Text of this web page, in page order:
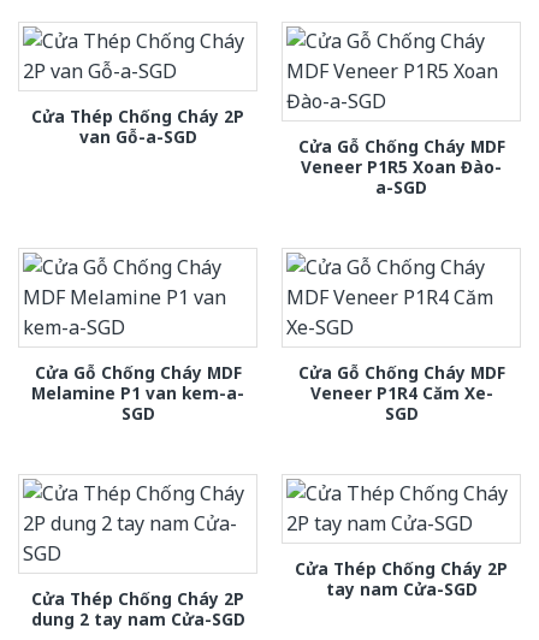
Cửa Thép Chống Cháy 2P
van Gỗ-a-SGD
Cửa Gỗ Chống Cháy MDF
Veneer P1R5 Xoan Đào-
a-SGD
Cửa Gỗ Chống Cháy MDF
Melamine P1 van kem-a-
SGD
Cửa Gỗ Chống Cháy MDF
Veneer P1R4 Căm Xe-
SGD
Cửa Thép Chống Cháy 2P
dung 2 tay nam Cửa-SGD
Cửa Thép Chống Cháy 2P
tay nam Cửa-SGD